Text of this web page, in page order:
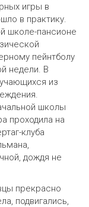
игры в
в практику.
школе-пансионе
пейнтболу
недели. В
из
школы
проходила на
клуба
дождя не
прекрасно
подвигались,